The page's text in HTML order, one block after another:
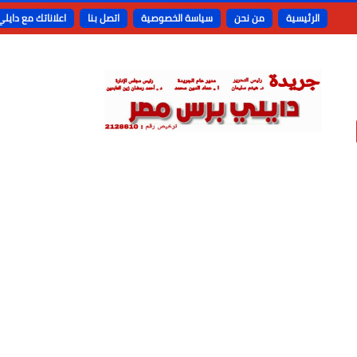
الرئيسية من نحن سياسة الخصوصية اتصل بنا اعلاناتك مع